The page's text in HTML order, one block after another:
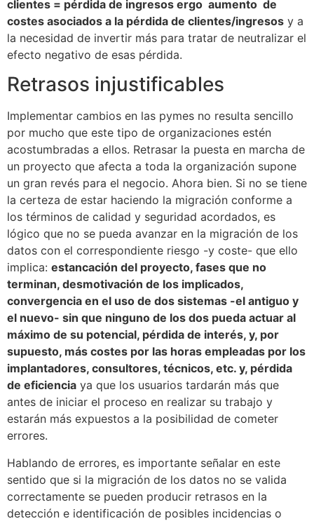
clientes = pérdida de ingresos ergo aumento de
costes asociados a la pérdida de clientes/ingresos y a
la necesidad de invertir más para tratar de neutralizar el
efecto negativo de esas pérdida.
Retrasos injustificables
Implementar cambios en las pymes no resulta sencillo
por mucho que este tipo de organizaciones estén
acostumbradas a ellos. Retrasar la puesta en marcha de
un proyecto que afecta a toda la organización supone
un gran revés para el negocio. Ahora bien. Si no se tiene
la certeza de estar haciendo la migración conforme a
los términos de calidad y seguridad acordados, es
lógico que no se pueda avanzar en la migración de los
datos con el correspondiente riesgo -y coste- que ello
implica: estancación del proyecto, fases que no
terminan, desmotivación de los implicados,
convergencia en el uso de dos sistemas -el antiguo y
el nuevo- sin que ninguno de los dos pueda actuar al
máximo de su potencial, pérdida de interés, y, por
supuesto, más costes por las horas empleadas por los
implantadores, consultores, técnicos, etc. y, pérdida
de eficiencia ya que los usuarios tardarán más que
antes de iniciar el proceso en realizar su trabajo y
estarán más expuestos a la posibilidad de cometer
errores.
Hablando de errores, es importante señalar en este
sentido que si la migración de los datos no se valida
correctamente se pueden producir retrasos en la
detección e identificación de posibles incidencias o